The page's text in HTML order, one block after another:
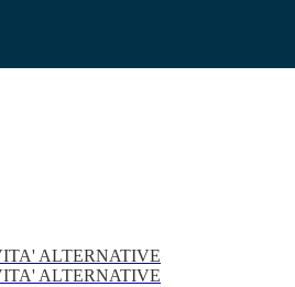
ALTERNATIVE
ALTERNATIVE